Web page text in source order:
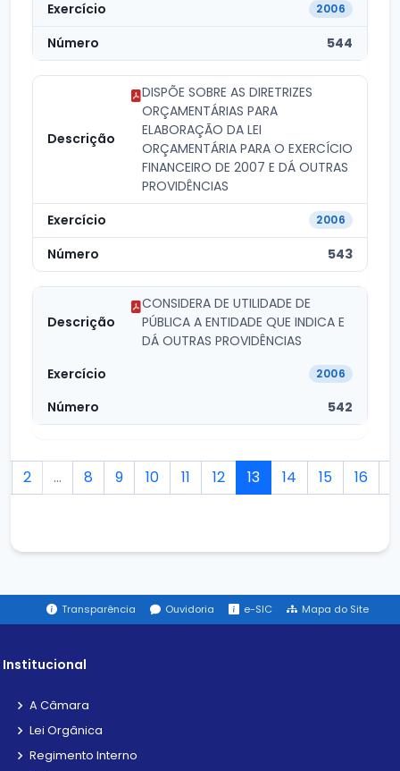
2006
544
DISPÕE SOBRE AS DIRETRIZES
ORÇAMENTÁRIAS PARA
ELABORAÇÃO DA LEI
ORÇAMENTÁRIA PARA O EXERCÍCIO
FINANCEIRO DE 2007 E DÁ OUTRAS
PROVIDÊNCIAS
2006
543
CONSIDERA DE UTILIDADE DE
PÚBLICA A ENTIDADE QUE INDICA E
DÁ OUTRAS PROVIDÊNCIAS
2006
542
2 ... 8 9 10 11 12 13 14 15 16
Transparência Ouvidoria e-SIC Mapa do Site
Institucional
A Câmara
Lei Orgânica
Regimento Interno